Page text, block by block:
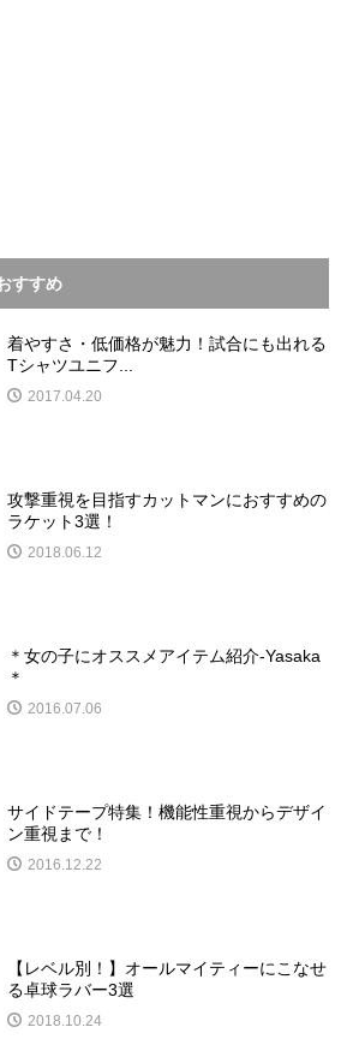
すすめ
着やすさ・低価格が魅力！試合にも出れる
Tシャツユニフ...
2017.04.20
攻撃重視を目指すカットマンにおすすめの
ラケット3選！
2018.06.12
＊女の子にオススメアイテム紹介-Yasaka
＊
2016.07.06
サイドテープ特集！機能性重視からデザイ
ン重視まで！
2016.12.22
【レベル別！】オールマイティーにこなせ
る卓球ラバー3選
2018.10.24